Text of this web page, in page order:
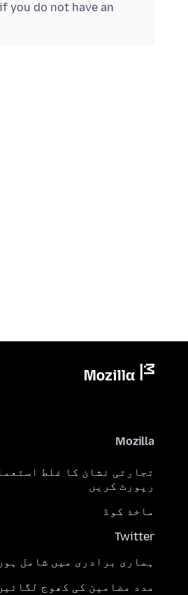
you do not have an
Mozilla
تجارتی نشان کا غلط
رپورٹ کریں
ماخذ کوڈ
Twitter
ہماری برادری میں شامل
مدد مضامین کی کھوج